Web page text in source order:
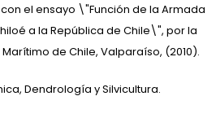
el ensayo \"Función de la Armada
a la República de Chile\", por la
de Chile, Valparaíso, (2010).
Dendrología y Silvicultura.